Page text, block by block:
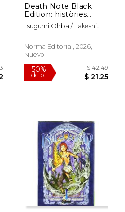
50%
dcto.
Death Note Black
Edition: històries
curtes (en Catalán)
Tsugumi Ohba / Takeshi
Norma Editorial, 2026,
Nuevo